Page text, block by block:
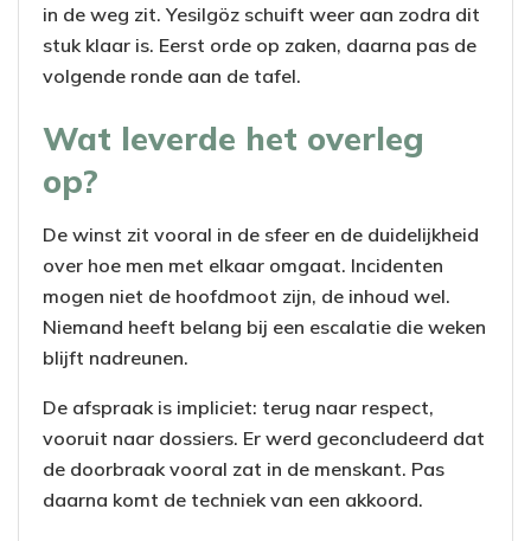
in de weg zit. Yesilgöz schuift weer aan zodra dit
stuk klaar is. Eerst orde op zaken, daarna pas de
volgende ronde aan de tafel.
Wat leverde het overleg
op?
De winst zit vooral in de sfeer en de duidelijkheid
over hoe men met elkaar omgaat. Incidenten
mogen niet de hoofdmoot zijn, de inhoud wel.
Niemand heeft belang bij een escalatie die weken
blijft nadreunen.
De afspraak is impliciet: terug naar respect,
vooruit naar dossiers. Er werd geconcludeerd dat
de doorbraak vooral zat in de menskant. Pas
daarna komt de techniek van een akkoord.